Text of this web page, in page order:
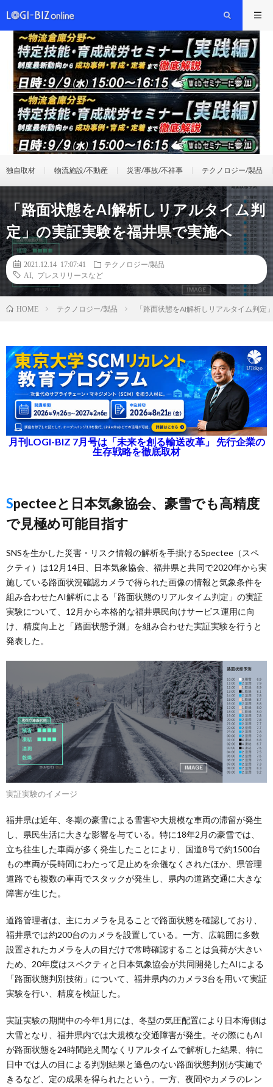
独自取材 物流施設/不動産 災害/事故/不祥事 テクノロジー/製品
「路面状態をAI解析しリアルタイム判
定」の実証実験を福井県で実施へ
2021.12.14 17:07:41
テクノロジー/製品
AI
プレスリリースなど
HOME テクノロジー/製品 「路面状態をAI解析しリアルタイム判定
月刊LOGI-BIZ 7月号は「未来を創る輸送改革」 先行企業の
生存戦略を徹底取材
Specteeと日本気象協会、豪雪でも高精度
で見極め可能目指す
SNSを生かした災害・リスク情報の解析を手掛けるSpectee（スペ
クティ）は12月14日、日本気象協会、福井県と共同で2020年から実
施している路面状況確認カメラで得られた画像の情報と気象条件を
組み合わせたAI解析による「路面状態のリアルタイム判定」の実証
実験について、12月から本格的な福井県民向けサービス運用に向
け、精度向上と「路面状態予測」を組み合わせた実証実験を行うと
発表した。
実証実験のイメージ
福井県は近年、冬期の豪雪による雪害や大規模な車両の滞留が発生
し、県民生活に大きな影響を与ている。特に18年2月の豪雪では、
立ち往生した車両が多く発生したことにより、国道8号で約1500台
もの車両が長時間にわたって足止めを余儀なくされたほか、県管理
道路でも複数の車両でスタックが発生し、県内の道路交通に大きな
障害が生じた。
道路管理者は、主にカメラを見ることで路面状態を確認しており、
福井県では約200台のカメラを設置している。一方、広範囲に多数
設置されたカメラを人の目だけで常時確認することは負荷が大きい
ため、20年度はスペクティと日本気象協会が共同開発したAIによる
「路面状態判別技術」について、福井県内のカメラ3台を用いて実証
実験を行い、精度を検証した。
実証実験の期間中の今年1月には、冬型の気圧配置により日本海側は
大雪となり、福井県内では大規模な交通障害が発生。その際にもAI
が路面状態を24時間絶え間なくリアルタイムで解析した結果、特に
日中では人の目による判別結果と遜色のない路面状態判別が実施で
きるなど、定の成果を得られたという。一方、夜間やカメラのレン